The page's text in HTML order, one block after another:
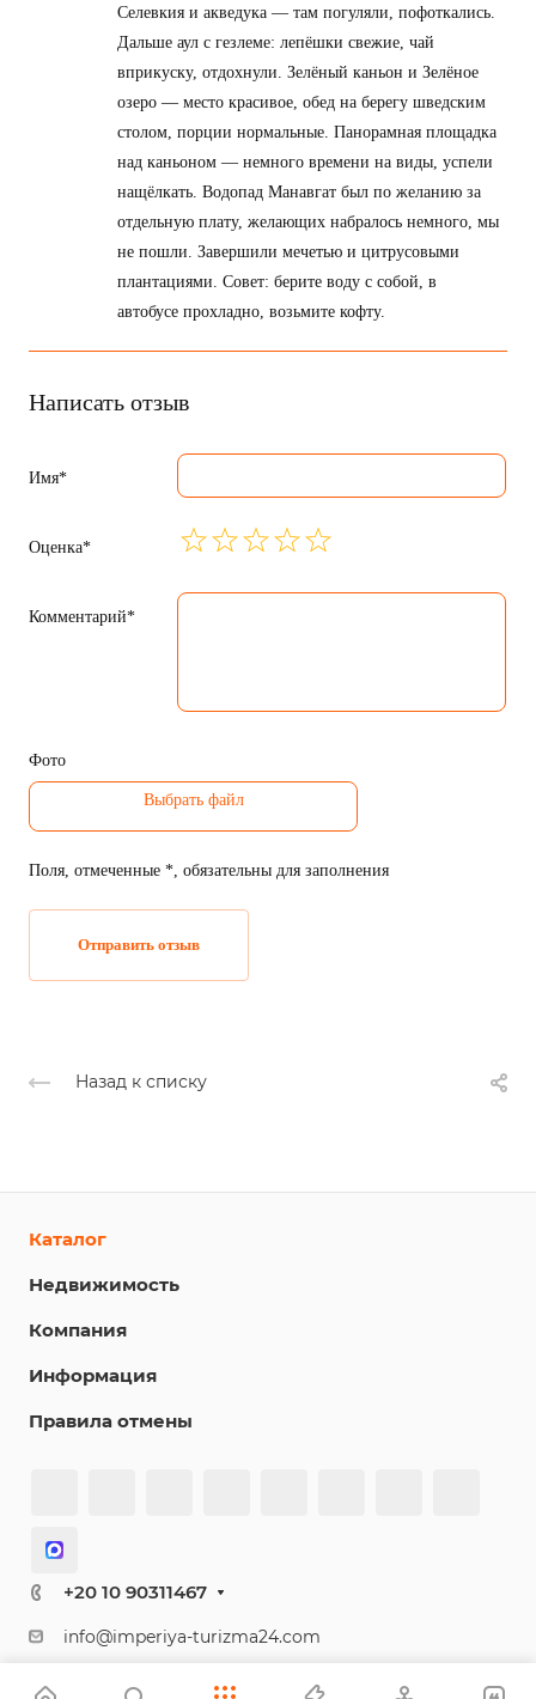
Селевкия и акведука — там погуляли, пофоткались.
Дальше аул с гезлеме: лепёшки свежие, чай
вприкуску, отдохнули. Зелёный каньон и Зелёное
озеро — место красивое, обед на берегу шведским
столом, порции нормальные. Панорамная площадка
над каньоном — немного времени на виды, успели
нащёлкать. Водопад Манавгат был по желанию за
отдельную плату, желающих набралось немного, мы
не пошли. Завершили мечетью и цитрусовыми
плантациями. Совет: берите воду с собой, в
автобусе прохладно, возьмите кофту.
Написать отзыв
Имя*
Оценка*
Комментарий*
Фото
Поля, отмеченные *, обязательны для заполнения
Отправить отзыв
Назад к списку
Каталог
Недвижимость
Компания
Информация
Правила отмены
+20 10 90311467
info@imperiya-turizma24.com